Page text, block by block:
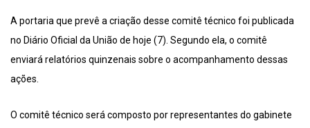
A portaria que prevê a criação desse comitê técnico foi publicada
no Diário Oficial da União de hoje (7). Segundo ela, o comitê
enviará relatórios quinzenais sobre o acompanhamento dessas
ações.
O comitê técnico será composto por representantes do gabinete